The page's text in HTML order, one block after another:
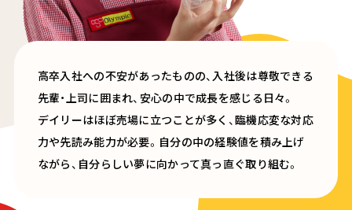
高卒入社への不安があったものの、入社後は尊敬できる
先輩・上司に囲まれ、安心の中で成長を感じる日々。
デイリーはほぼ売場に立つことが多く、臨機応変な対応
力や先読み能力が必要。自分の中の経験値を積み上げ
ながら、自分らしい夢に向かって真っ直ぐ取り組む。